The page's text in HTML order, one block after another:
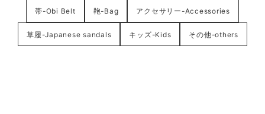
帯-Obi Belt 鞄-Bag アクセサリー-Accessories
草履-Japanese sandals キッズ-Kids その他-others